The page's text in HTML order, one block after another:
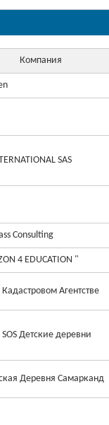
Компания
SAS
Consulting
4 EDUCATION "
Агентстве
Детские деревни
Деревня Самарканд